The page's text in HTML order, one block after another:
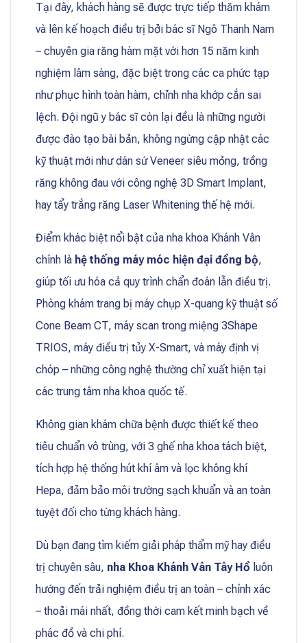
Tại đây, khách hàng sẽ được trực tiếp thăm khám
và lên kế hoạch điều trị bởi bác sĩ Ngô Thanh Nam
– chuyên gia răng hàm mặt với hơn 15 năm kinh
nghiệm lâm sàng, đặc biệt trong các ca phức tạp
như phục hình toàn hàm, chỉnh nha khớp cắn sai
lệch. Đội ngũ y bác sĩ còn lại đều là những người
được đào tạo bài bản, không ngừng cập nhật các
kỹ thuật mới như dán sứ Veneer siêu mỏng, trồng
răng không đau với công nghệ 3D Smart Implant,
hay tẩy trắng răng Laser Whitening thế hệ mới.
Điểm khác biệt nổi bật của nha khoa Khánh Vân
chính là hệ thống máy móc hiện đại đồng bộ,
giúp tối ưu hóa cả quy trình chẩn đoán lẫn điều trị.
Phòng khám trang bị máy chụp X-quang kỹ thuật số
Cone Beam CT, máy scan trong miệng 3Shape
TRIOS, máy điều trị tủy X-Smart, và máy định vị
chóp – những công nghệ thường chỉ xuất hiện tại
các trung tâm nha khoa quốc tế.
Không gian khám chữa bệnh được thiết kế theo
tiêu chuẩn vô trùng, với 3 ghế nha khoa tách biệt,
tích hợp hệ thống hút khí âm và lọc không khí
Hepa, đảm bảo môi trường sạch khuẩn và an toàn
tuyệt đối cho từng khách hàng.
Dù bạn đang tìm kiếm giải pháp thẩm mỹ hay điều
trị chuyên sâu, nha Khoa Khánh Vân Tây Hồ luôn
hướng đến trải nghiệm điều trị an toàn – chính xác
– thoải mái nhất, đồng thời cam kết minh bạch về
phác đồ và chi phí.